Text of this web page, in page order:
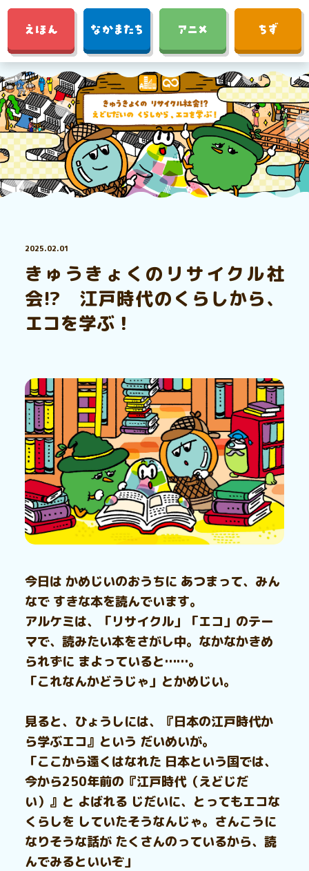
2025.02.01
きゅうきょくのリサイクル社
会!? 江戸時代のくらしから、
エコを学ぶ！
今日は かめじいのおうちに あつまって、みん
なで すきな本を読んでいます。
アルケミは、「リサイクル」「エコ」のテー
マで、読みたい本をさがし中。なかなかきめ
られずに まよっていると……。
「これなんかどうじゃ」とかめじい。
見ると、ひょうしには、『日本の江戸時代か
ら学ぶエコ』という だいめいが。
「ここから遠くはなれた 日本という国では、
今から250年前の『江戸時代（えどじだ
い）』と よばれる じだいに、とってもエコな
くらしを していたそうなんじゃ。さんこうに
なりそうな話が たくさんのっているから、読
んでみるといいぞ」